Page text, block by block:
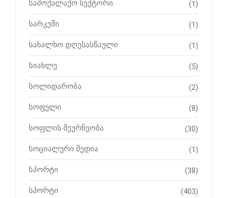
სამოქალაქო სექტორი (1)
სარკეში (1)
სახალხო დღესასწაული (1)
სიახლე (5)
სოლიდარობა (2)
სოფელი (8)
სოფლის მეურნეობა (30)
სოციალური მედია (1)
სპორტი (38)
სპორტი (403)